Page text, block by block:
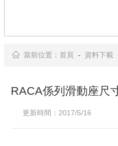
當前位置： 首頁- 資料下載-
RACA係列滑動座尺
更新時間：2017/5/16